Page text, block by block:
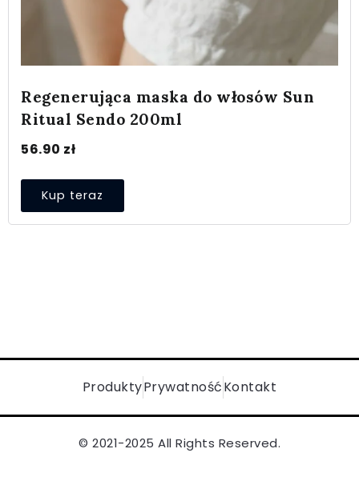
Regenerująca maska do włosów Sun
Ritual Sendo 200ml
56.90 zł
Kup teraz
ProduktyPrywatnośćKontakt
© 2021-2025 All Rights Reserved.